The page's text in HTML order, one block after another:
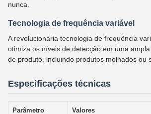
nunca.
Tecnologia de frequência variável
A revolucionária tecnologia de frequência
otimiza os níveis de detecção em uma
de produto, incluindo produtos molhados ou
Especificações técnicas
Parâmetro Valores